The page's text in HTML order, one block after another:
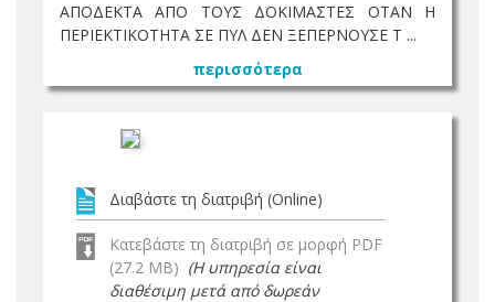
ΑΠΟΔΕΚΤΑ ΑΠΟ ΤΟΥΣ ΔΟΚΙΜΑΣΤΕΣ ΟΤΑΝ Η
ΠΕΡΙΕΚΤΙΚΟΤΗΤΑ ΣΕ ΠΥΛ ΔΕΝ ΞΕΠΕΡΝΟΥΣΕ Τ ...
περισσότερα
Διαβάστε τη διατριβή (Online)
Κατεβάστε τη διατριβή σε μορφή PDF
(27.2 MB) (Η υπηρεσία είναι
διαθέσιμη μετά από δωρεάν